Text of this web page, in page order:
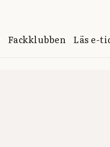
Fackklubben Läs e-